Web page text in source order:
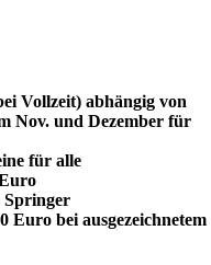
Vollzeit) abhängig von
Nov. und Dezember für
für alle
Springer
Euro bei ausgezeichnetem